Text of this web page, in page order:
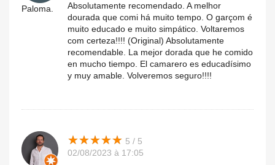
Paloma.
Absolutamente recomendado. A melhor
dourada que comi há muito tempo. O garçom é
muito educado e muito simpático. Voltaremos
com certeza!!!! (Original) Absolutamente
recomendable. La mejor dorada que he comido
en mucho tiempo. El camarero es educadísimo
y muy amable. Volveremos seguro!!!!
★★★★★
★★★★★ 5 / 5
02/08/2023 à 17:05